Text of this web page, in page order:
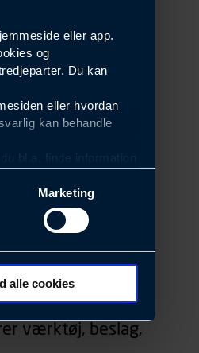
eller app.
og
Du kan
eller hvordan
kan behandle
bl.a. finde information
af vores
skal være nemme at
IP-adresse,
sprog, og den
Marketing
alle cookies
værktøj, beslag,